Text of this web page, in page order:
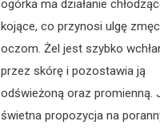
ogórka ma działanie
kojące, co przynosi ulgę
oczom. Żel jest szybko
przez skórę i pozostawia ją
odświeżoną oraz promienną.
świetna propozycja na